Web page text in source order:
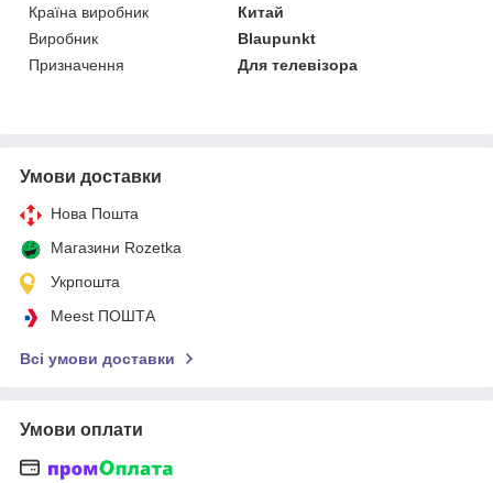
Країна виробник
Китай
Виробник
Blaupunkt
Призначення
Для телевізора
Умови доставки
Нова Пошта
Магазини Rozetka
Укрпошта
Meest ПОШТА
Всі умови доставки
Умови оплати